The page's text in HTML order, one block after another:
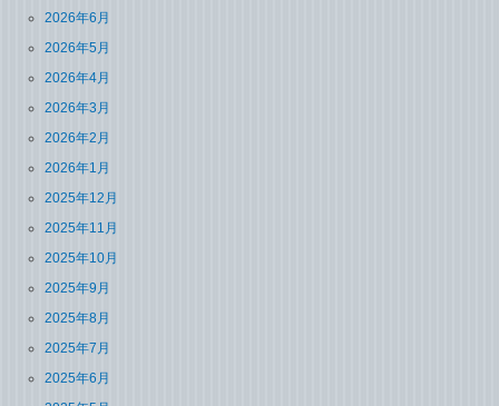
2026年6月
2026年5月
2026年4月
2026年3月
2026年2月
2026年1月
2025年12月
2025年11月
2025年10月
2025年9月
2025年8月
2025年7月
2025年6月